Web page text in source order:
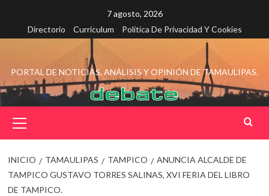
contenido
7 agosto, 2026
Directorio
Curriculum Política De Privacidad Y Cookies
PORTAL DE NOTICIAS, ANÁLISIS Y OPINIÓN DE TAMAULIPAS.
principal
INICIO TAMAULIPAS TAMPICO
ANUNCIA ALCALDE DE
TAMPICO GUSTAVO TORRES SALINAS, XVI FERIA DEL LIBRO
DE TAMPICO.